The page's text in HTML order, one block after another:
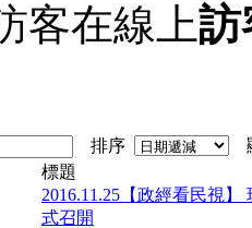
客在線上訪
排序
標題
2016.11.25【政經看民視
式召開